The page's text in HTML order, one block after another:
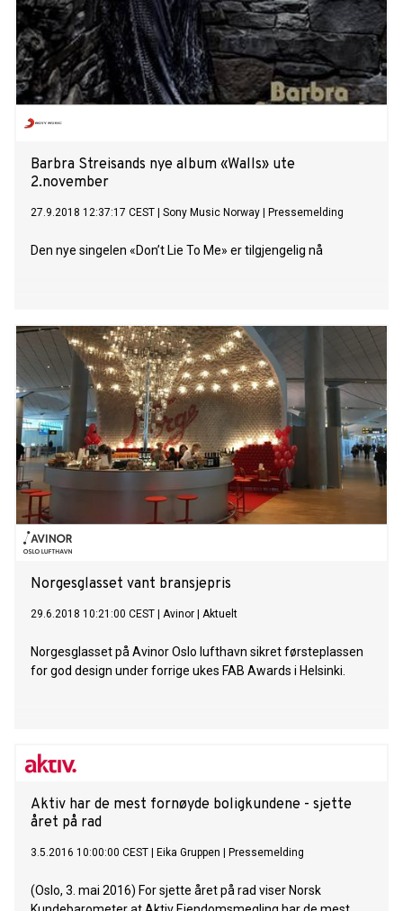
Barbra Streisands nye album «Walls» ute
2.november
27.9.2018 12:37:17 CEST Sony Music Norway Pressemelding
Den nye singelen «Don’t Lie To Me» er tilgjengelig nå
Norgesglasset vant bransjepris
29.6.2018 10:21:00 CEST Avinor Aktuelt
Norgesglasset på Avinor Oslo lufthavn sikret førsteplassen
for god design under forrige ukes FAB Awards i Helsinki.
Aktiv har de mest fornøyde boligkundene - sjette
året på rad
3.5.2016 10:00:00 CEST Eika Gruppen Pressemelding
(Oslo, 3. mai 2016) For sjette året på rad viser Norsk